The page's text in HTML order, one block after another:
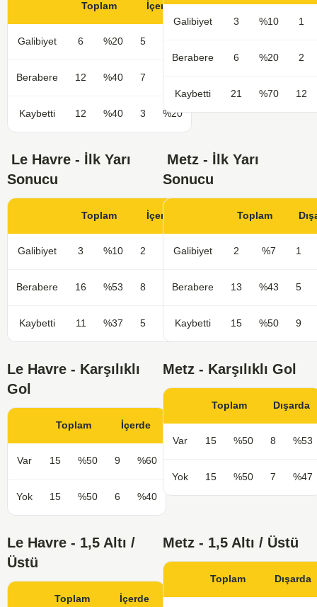
Toplam İçerde
Galibiyet 6 %20 5
Berabere 12 %40 7
Kaybetti 12 %40 3 %20
Galibiyet 3 %10 1
Berabere 6 %20 2
Kaybetti 21 %70 12
Le Havre - İlk Yarı
Sonucu
Toplam İçerde
Galibiyet 3 %10 2 %13
Berabere 16 %53 8 %53
Kaybetti 11 %37 5 %33
Metz - İlk Yarı
Sonucu
Toplam
Galibiyet 2 %7 1
Berabere 13 %43 5
Kaybetti 15 %50 9
Le Havre - Karşılıklı
Gol
Toplam İçerde
Var 15 %50 9 %60
Yok 15 %50 6 %40
Metz - Karşılıklı Gol
Toplam Dışarda
Var 15 %50 8 %53
Yok 15 %50 7 %47
Le Havre - 1,5 Altı /
Üstü
Toplam İçerde
Metz - 1,5 Altı / Üstü
Toplam Dışarda